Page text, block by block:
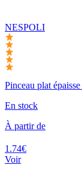
NESPOLI
Pinceau plat
En stock
À partir de
1.74€
Voir